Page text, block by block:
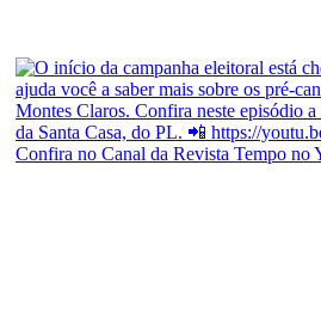
Confira no Canal da Revista Tempo no